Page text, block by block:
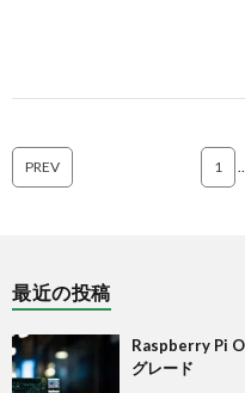
PREV 1
最近の投稿
Raspberry Pi
グレード